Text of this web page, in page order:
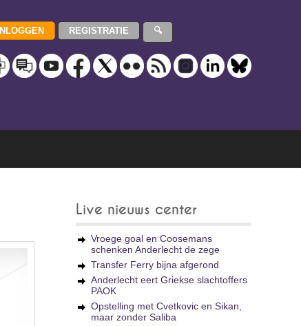
Live nieuws center
Vroege goal en Coosemans
schenken Anderlecht de zege
Transfer Ferry bijna afgerond
Anderlecht eert Griekse slachtoffers
PAOK
Opstelling met Cvetkovic en Sikan,
maar zonder Saliba